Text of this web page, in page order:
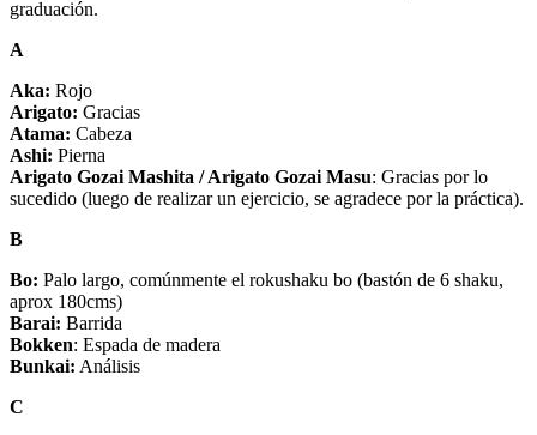
graduación.
A
Aka: Rojo
Arigato: Gracias
Atama: Cabeza
Ashi: Pierna
Arigato Gozai Mashita / Arigato Gozai Masu: Gracias por lo
sucedido (luego de realizar un ejercicio, se agradece por la práctica).
B
Bo: Palo largo, comúnmente el rokushaku bo (bastón de 6 shaku,
aprox 180cms)
Barai: Barrida
Bokken: Espada de madera
Bunkai: Análisis
C